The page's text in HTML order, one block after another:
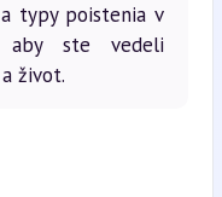
typy poistenia v
aby ste vedeli
život.